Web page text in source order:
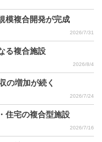
模複合開発が完成
2026/7/31
る複合施設
2026/8/4
の増加が続く
2026/7/24
住宅の複合型施設
2026/7/16